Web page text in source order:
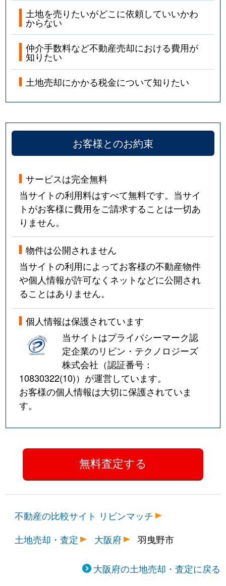
土地を売りたいがどこに依頼していいかわ
からない
仲介手数料など不動産売却における費用が
知りたい
土地売却にかかる税金について知りたい
お客様とのお約束
サービスは完全無料
当サイトの利用料はすべて無料です。当サイ
トがお客様に費用をご請求することは一切あ
りません。
物件は公開されません
当サイトの利用によってお客様の不動産物件
や個人情報が許可なくネットなどに公開され
ることはありません。
個人情報は保護されています
当サイトはプライバシーマーク認
定企業のリビン・テクノロジーズ
株式会社（認証番号：
10830322(10)）が運営しています。
お客様の個人情報は大切に保護されていま
す。
不動産の比較サイト リビンマッチ
土地売却・査定
大阪府 羽曳野市
大阪府の土地売却・査定に戻る